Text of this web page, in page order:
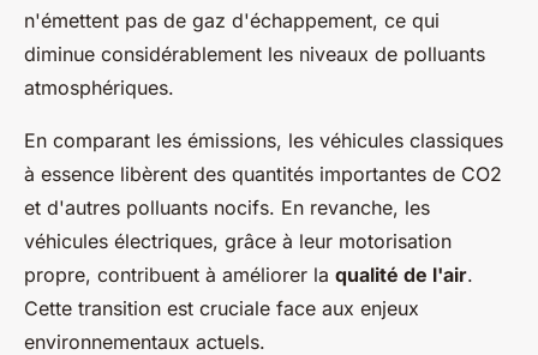
n'émettent pas de gaz d'échappement, ce qui
diminue considérablement les niveaux de polluants
atmosphériques.
En comparant les émissions, les véhicules classiques
à essence libèrent des quantités importantes de CO2
et d'autres polluants nocifs. En revanche, les
véhicules électriques, grâce à leur motorisation
propre, contribuent à améliorer la qualité de l'air.
Cette transition est cruciale face aux enjeux
environnementaux actuels.